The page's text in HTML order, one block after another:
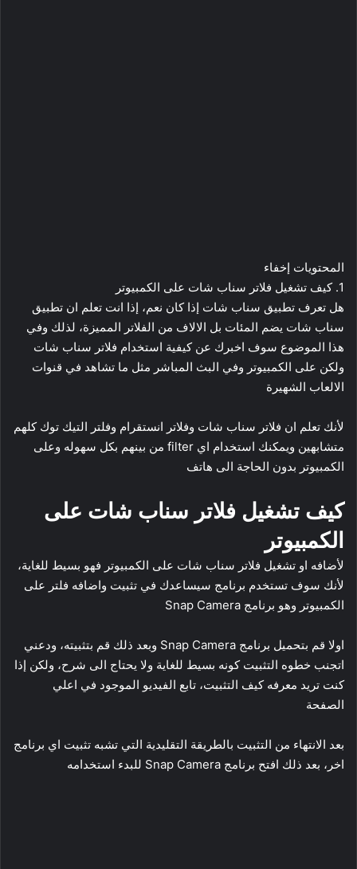
المحتويات إخفاء
1. كيف تشغيل فلاتر سناب شات على الكمبيوتر
هل تعرف تطبيق سناب شات إذا كان نعم، إذا انت تعلم ان تطبيق
سناب شات يضم المئات بل الالاف من الفلاتر المميزة، لذلك وفي
هذا الموضوع سوف اخبرك عن كيفية استخدام فلاتر سناب شات
ولكن على الكمبيوتر وفي البث المباشر مثل ما تشاهد في قنوات
الالعاب الشهيرة
لأنك تعلم ان فلاتر سناب شات وفلاتر انستقرام وفلتر التيك توك كلهم
متشابهين ويمكنك استخدام اي filter من بينهم بكل سهوله وعلى
الكمبيوتر بدون الحاجة الى هاتف
كيف تشغيل فلاتر سناب شات على
الكمبيوتر
لأضافه او تشغيل فلاتر سناب شات على الكمبيوتر فهو بسيط للغاية،
لأنك سوف تستخدم برنامج سيساعدك في تثبيت واضافه فلتر على
الكمبيوتر وهو برنامج Snap Camera
اولا قم بتحميل برنامج Snap Camera وبعد ذلك قم بتثبيته، ودعني
اتجنب خطوه التثبيت كونه بسيط للغاية ولا يحتاج الى شرح، ولكن إذا
كنت تريد معرفه كيف التثبيت، تابع الفيديو الموجود في اعلي
الصفحة
بعد الانتهاء من التثبيت بالطريقة التقليدية التي تشبه تثبيت اي برنامج
اخر، بعد ذلك افتح برنامج Snap Camera للبدء استخدامه